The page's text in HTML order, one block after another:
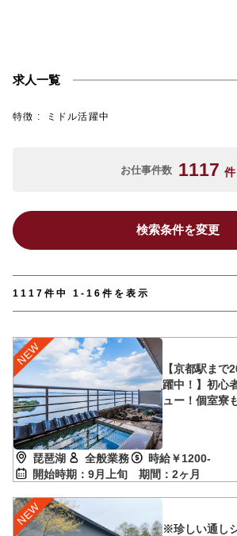
求人一覧
特徴 ミドル活躍中
お仕事件数 1117 件
検索条件を変更
1117件中 1-16件を表示
【京都駅まで
躍中！】初心
ュー！個室寮
琵琶湖 全般業務
時給￥1200-
開始時期：9月上旬 期間：2ヶ月
※珍しい通し